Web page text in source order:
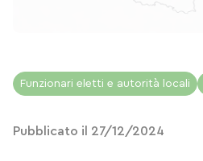
Funzionari eletti e autorità locali
Pubblicato il 27/12/2024